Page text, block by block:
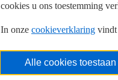
cookies u ons toestemming
In onze cookieverklaring vindt
Alle cookies toestaan